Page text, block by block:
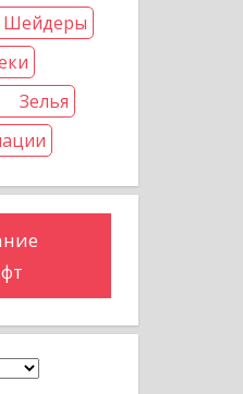
Шейдеры
Зелья